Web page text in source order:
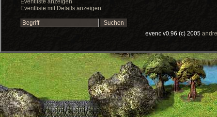
Eventliste anzeigen
Eventliste mit Details anzeigen
evenc v0.96 (c) 2005